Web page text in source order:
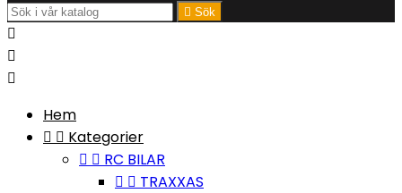
 Sök



Hem
  Kategorier
  RC BILAR
  TRAXXAS